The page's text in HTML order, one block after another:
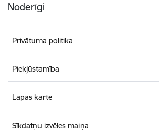
Noderīgi
Privātuma politika
Piekļūstamība
Lapas karte
Sīkdatņu izvēles maiņa